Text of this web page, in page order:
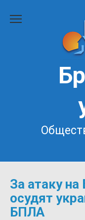
За атаку
осудят
БПЛА